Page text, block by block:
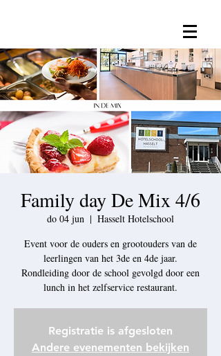
Family day De Mix 4/6
do 04 jun
  |
Hasselt Hotelschool
Event voor de ouders en grootouders van de
leerlingen van het 3de en 4de jaar.
Rondleiding door de school gevolgd door een
lunch in het zelfservice restaurant.
Registratie is afgesloten
Andere evenementen bekijken